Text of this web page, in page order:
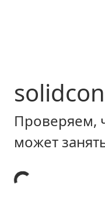
Проверяем,
может